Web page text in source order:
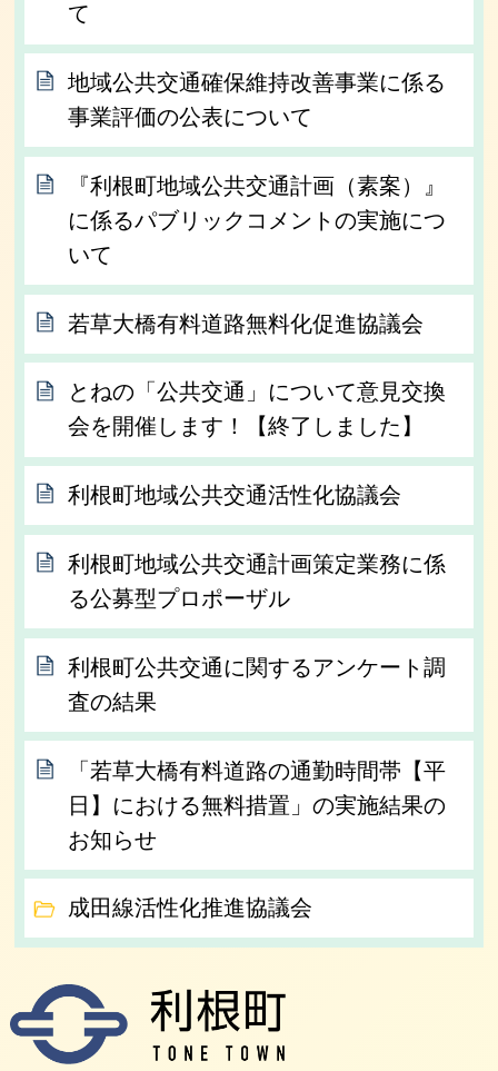
て
地域公共交通確保維持改善事業に係る
事業評価の公表について
『利根町地域公共交通計画（素案）』
に係るパブリックコメントの実施につ
いて
若草大橋有料道路無料化促進協議会
とねの「公共交通」について意見交換
会を開催します！【終了しました】
利根町地域公共交通活性化協議会
利根町地域公共交通計画策定業務に係
る公募型プロポーザル
利根町公共交通に関するアンケート調
査の結果
「若草大橋有料道路の通勤時間帯【平
日】における無料措置」の実施結果の
お知らせ
成田線活性化推進協議会